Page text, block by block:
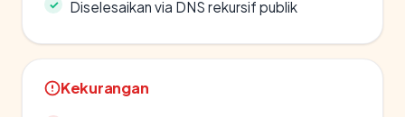
Diselesaikan via DNS rekursif publik
Kekurangan